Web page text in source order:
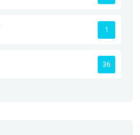
1
36